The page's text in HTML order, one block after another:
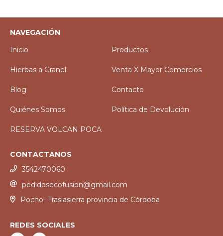
NAVEGACIÓN
Inicio
Productos
Hierbas a Granel Venta X Mayor Comercios
Blog Contacto
Quiénes Somos Política de Devolución
RESERVA VOLCAN POCA
CONTACTANOS
3542470060
pedidosecofusion@gmail.com
Pocho- Traslasierra provincia de Córdoba
REDES SOCIALES